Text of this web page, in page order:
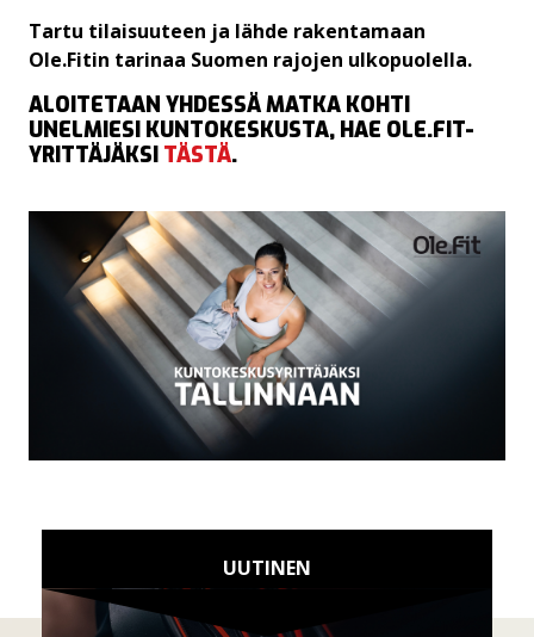
Tartu tilaisuuteen ja lähde rakentamaan
Ole.Fitin tarinaa Suomen rajojen ulkopuolella.
ALOITETAAN YHDESSÄ MATKA KOHTI
UNELMIESI KUNTOKESKUSTA, HAE OLE.FIT-
YRITTÄJÄKSI TÄSTÄ.
UUTINEN